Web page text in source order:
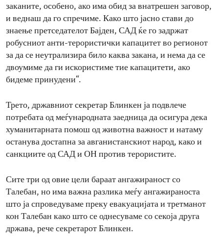
заканите, особено, ако има обид за внатрешен заговор,
и веднаш да го спречиме. Како што јасно стави до
знаење претседателот Бајден, САД ќе го задржат
робусниот анти-терористички капацитет во регионот
за да се неутрализира било каква закана, и нема да се
двоумиме да ги искористиме тие капацитети, ако
бидеме принудени“.
Трето, државниот секретар Блинкен ја подвлече
потребата од меѓународната заедница да осигура дека
хуманитарната помош од животна важност и натаму
останува достапна за авганистанскиот народ, како и
санкциите од САД и ОН против терористите.
Сите три од овие цели бараат ангажираност со
Талебан, но има важна разлика меѓу ангажираноста
што ја спроведуваме преку евакуацијата и третманот
кон Талебан како што се однесуваме со секоја друга
држава, рече секретарот Блинкен.